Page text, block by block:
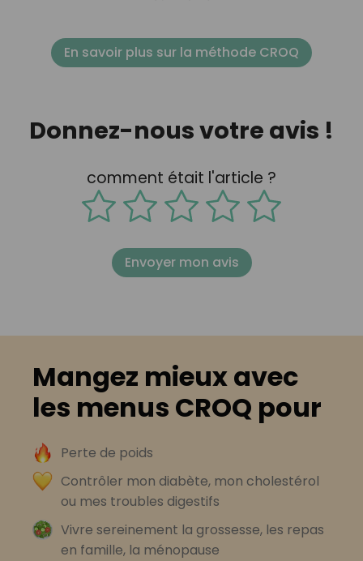
En savoir plus sur la méthode CROQ
Donnez-nous votre avis !
comment était l'article ?
Envoyer mon avis
Mangez mieux avec
les menus CROQ pour
Perte de poids
Contrôler mon diabète, mon cholestérol
ou mes troubles digestifs
Vivre sereinement la grossesse, les repas
en famille, la ménopause